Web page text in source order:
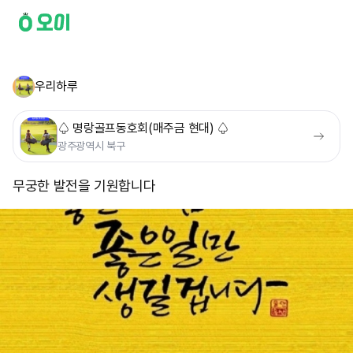
우리하루
♤ 명랑골프동호회(매주금 현대) ♤
광주광역시 북구
무궁한 발전을 기원합니다